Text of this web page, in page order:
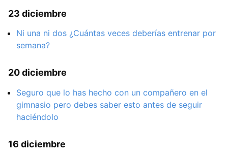
23 diciembre
Ni una ni dos ¿Cuántas veces deberías entrenar por
semana?
20 diciembre
Seguro que lo has hecho con un compañero en el
gimnasio pero debes saber esto antes de seguir
haciéndolo
16 diciembre